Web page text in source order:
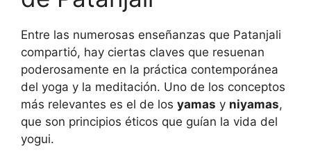
Entre las numerosas enseñanzas que Patanjali
compartió, hay ciertas claves que resuenan
poderosamente en la práctica contemporánea
del yoga y la meditación. Uno de los conceptos
más relevantes es el de los yamas y niyamas,
que son principios éticos que guían la vida del
yogui.